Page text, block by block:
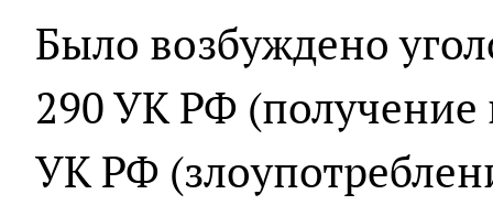
Было возбуждено
290 УК РФ (получение
УК РФ